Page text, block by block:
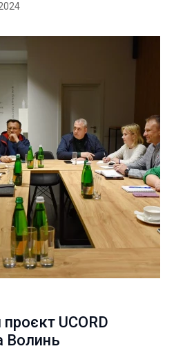
UCORD
Волинь